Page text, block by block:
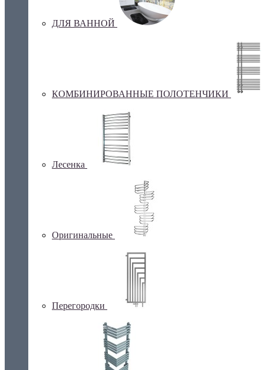
ДЛЯ ВАННОЙ
КОМБИНИРОВАННЫЕ ПОЛОТЕНЧИКИ
Лесенка
Оригинальные
Перегородки